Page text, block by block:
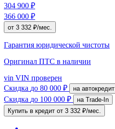
304 900 ₽
366 000 ₽
от 3 332 ₽/мес.
Гарантия юридической чистоты
Оригинал ПТС в наличии
vin VIN проверен
Скидка до 80 000 ₽ на автокредит
Скидка до 100 000 ₽
на Trade-In
Купить в кредит от 3 332 ₽/мес.